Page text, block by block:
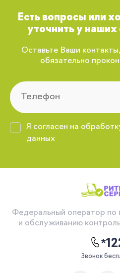
Есть вопросы или
уточнить у наших
Оставьте Ваши
обязательно
Я согласен на
данных
Федеральный оператор
и обслуживанию
Звонок